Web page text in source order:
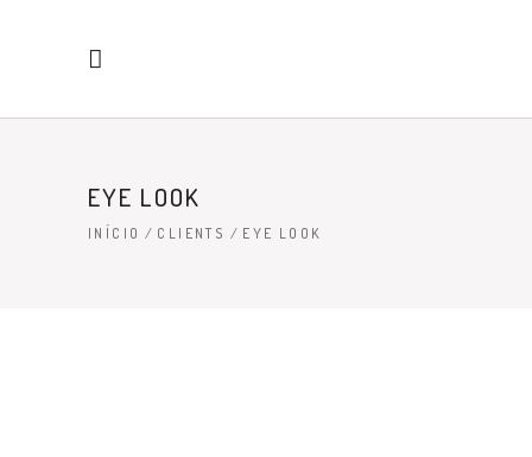
EYE LOOK
INÍCIO / CLIENTS / EYE LOOK